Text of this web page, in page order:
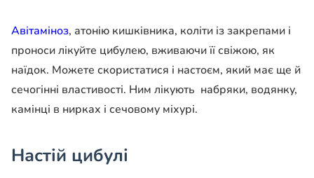
Авітаміноз, атонію кишківника, коліти із закрепами і
проноси лікуйте цибулею, вживаючи її свіжою, як
наїдок. Можете скористатися і настоєм, який має ще й
сечогінні властивості. Ним лікують набряки, водянку,
камінці в нирках і сечовому міхурі.
Настій цибулі